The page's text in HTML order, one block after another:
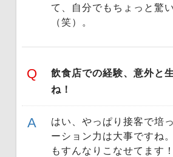
て、自分でもちょっと驚
（笑）。
飲食店での経験、意外と
ね！
はい、やっぱり接客で培
ーション力は大事ですね
もすんなりこなせてます！